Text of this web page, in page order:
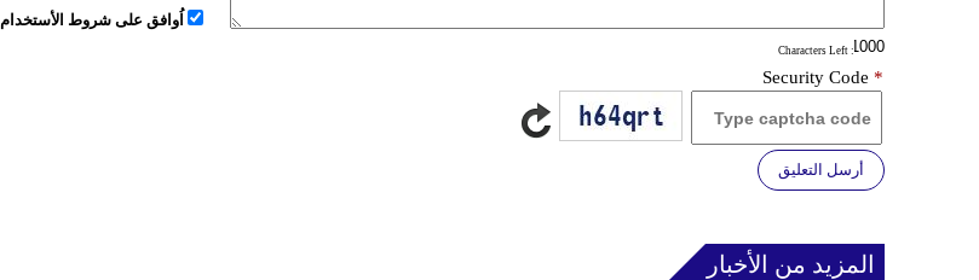
: Characters Left
اُوافق على شروط الأستخدام
Security Code *
أرسل التعليق
المزيد من الأخبار